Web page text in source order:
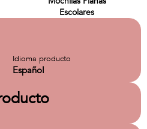
Escolares
Idioma producto
Español